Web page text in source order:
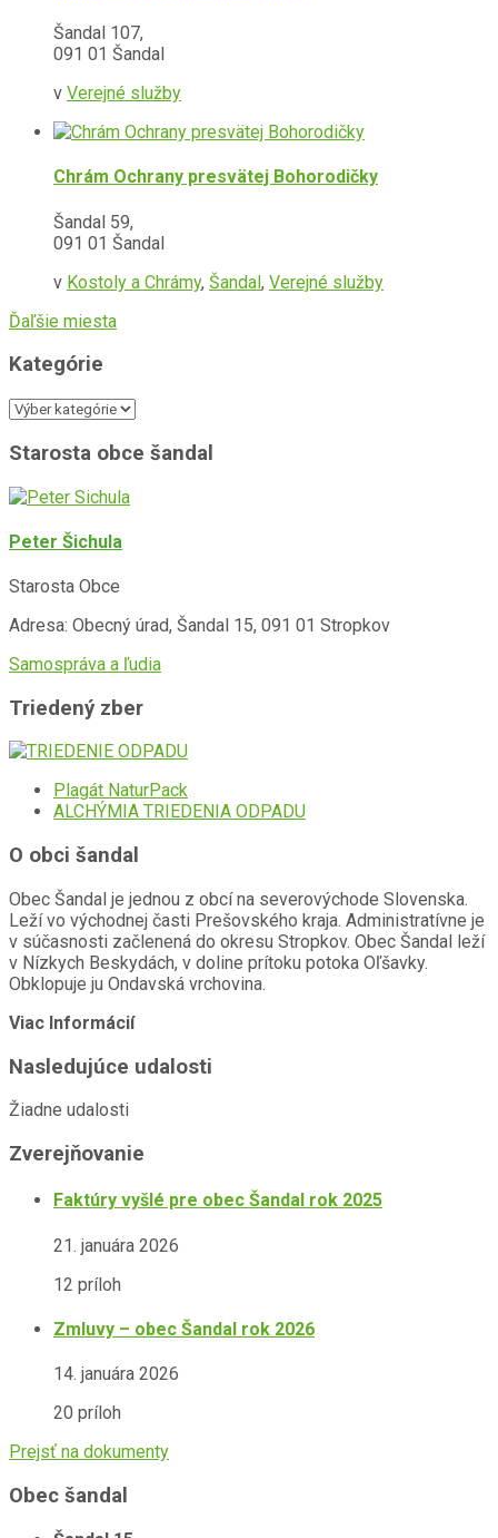
Šandal 107,
091 01 Šandal
v Verejné služby
Chrám Ochrany presvätej Bohorodičky
Šandal 59,
091 01 Šandal
v Kostoly a Chrámy, Šandal, Verejné služby
Ďaľšie miesta
Kategórie
Kategórie
Starosta obce šandal
Peter Šichula
Starosta Obce
Adresa: Obecný úrad, Šandal 15, 091 01 Stropkov
Samospráva a ľudia
Triedený zber
Plagát NaturPack
ALCHÝMIA TRIEDENIA ODPADU
O obci šandal
Obec Šandal je jednou z obcí na severovýchode Slovenska.
Leží vo východnej časti Prešovského kraja. Administratívne je
v súčasnosti začlenená do okresu Stropkov. Obec Šandal leží
v Nízkych Beskydách, v doline prítoku potoka Oľšavky.
Obklopuje ju Ondavská vrchovina.
Viac Informácií
Nasledujúce udalosti
Žiadne udalosti
Zverejňovanie
Faktúry vyšlé pre obec Šandal rok 2025
21. januára 2026
12 príloh
Zmluvy – obec Šandal rok 2026
14. januára 2026
20 príloh
Prejsť na dokumenty
Obec šandal